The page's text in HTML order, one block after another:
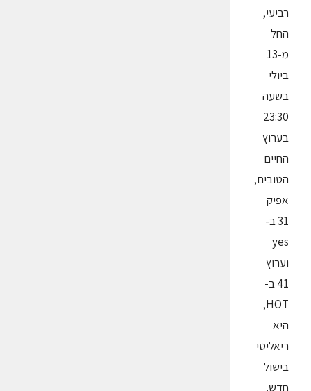
רביעי,
החל
מ-13
ביולי
בשעה
23:30
בערוץ
החיים
הטובים,
אפיק
31 ב-
yes
וערוץ
41 ב-
HOT,
היא
ריאליטי
בישול
חדש.